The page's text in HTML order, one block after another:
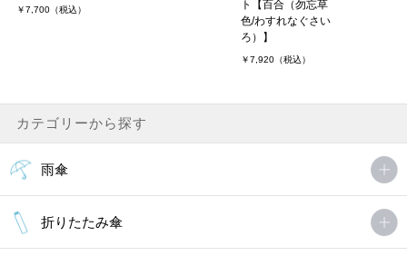
￥7,700（税込）
ト【百合（勿忘草
色/わすれなぐさい
ろ）】
￥7,920（税込）
カテゴリーから探す
雨傘
折りたたみ傘